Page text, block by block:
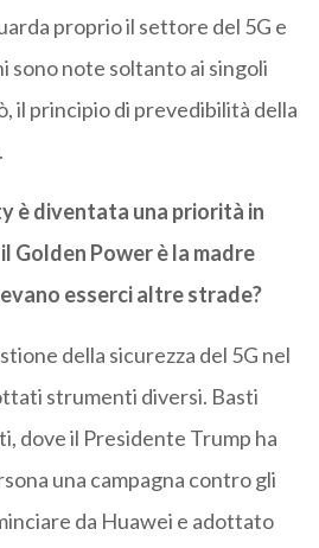
proprio il settore del 5G e
sono note soltanto ai singoli
il principio di prevedibilità della
è diventata una priorità in
Golden Power è la madre
esserci altre strade?
della sicurezza del 5G nel
strumenti diversi. Basti
dove il Presidente Trump ha
una campagna contro gli
da Huawei e adottato